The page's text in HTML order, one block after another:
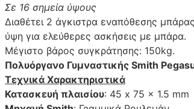
Σε 16 σημεία ύψους
Διαθέτει 2 άγκιστρα εναπόθεσης
ύψη για ελεύθερες ασκήσεις με μπάρα.
Μέγιστο βάρος συγκράτησης: 150kg.
Πολυόργανο Γυμναστικής Smith
Τεχνικά Χαρακτηριστικά
Κατασκευή πλαισίου: 45 x 75 x 1.5 mm